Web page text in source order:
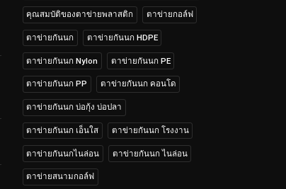
คุณสมบัติของตาข่ายพลาสติก ตาข่ายกอล์ฟ
ตาข่ายกันนก ตาข่ายกันนก HDPE
ตาข่ายกันนก Nylon ตาข่ายกันนก PE
ตาข่ายกันนก PP ตาข่ายกันนก คอนโด
ตาข่ายกันนก บ่อกุ้ง บ่อปลา
ตาข่ายกันนก เอ็นใส ตาข่ายกันนก โรงงาน
ตาข่ายกันนกไนล่อน ตาข่ายกันนก ไนล่อน
ตาข่ายสนามกอล์ฟ